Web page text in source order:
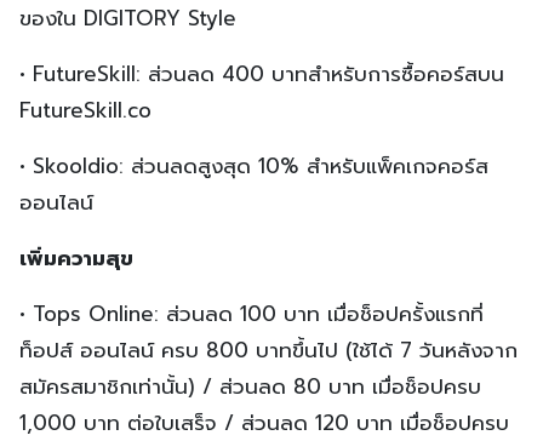
ของใน DIGITORY Style
• FutureSkill: ส่วนลด 400 บาทสำหรับการซื้อคอร์สบน
FutureSkill.co
• Skooldio: ส่วนลดสูงสุด 10% สำหรับแพ็คเกจคอร์ส
ออนไลน์
เพิ่มความสุข
• Tops Online: ส่วนลด 100 บาท เมื่อช็อปครั้งแรกที่
ท็อปส์ ออนไลน์ ครบ 800 บาทขึ้นไป (ใช้ได้ 7 วันหลังจาก
สมัครสมาชิกเท่านั้น) / ส่วนลด 80 บาท เมื่อช็อปครบ
1,000 บาท ต่อใบเสร็จ / ส่วนลด 120 บาท เมื่อช็อปครบ